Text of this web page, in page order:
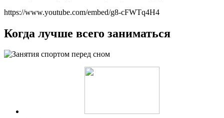
https://www.youtube.com/embed/g8-cFWTq4H4
Когда лучше всего заниматься